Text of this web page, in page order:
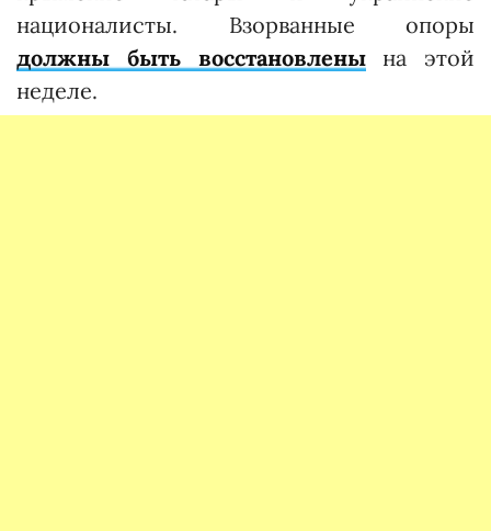
националисты. Взорванные опоры
должны быть восстановленына этой
неделе.